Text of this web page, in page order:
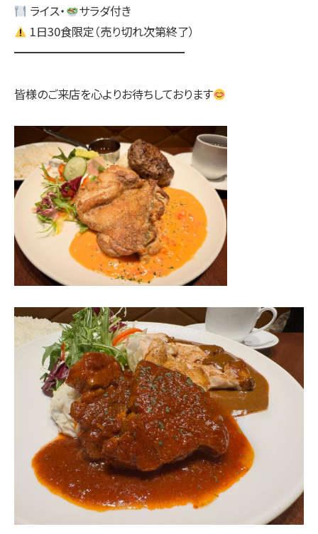
ライス・
サラダ付き
1日30食限定（売り切れ次第終了）
━━━━━━━━━━━━━━━
皆様のご来店を心よりお待ちしております